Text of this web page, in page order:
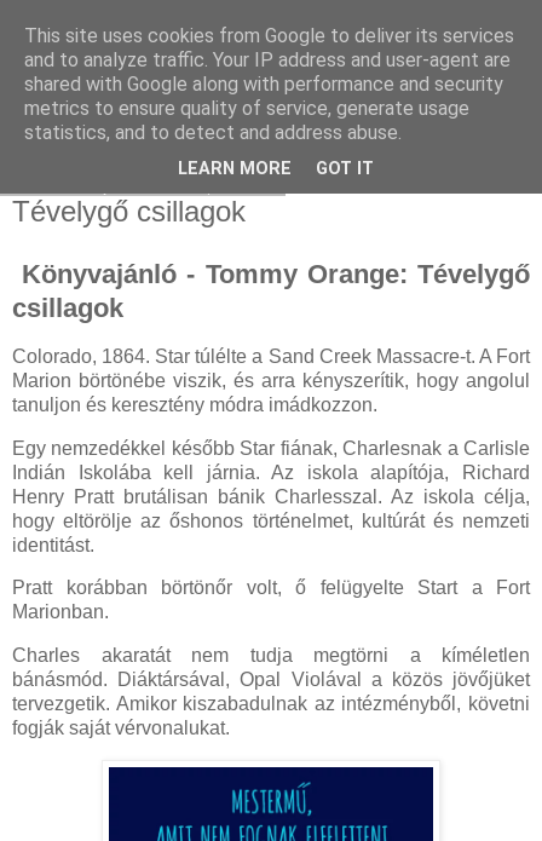
Tévelygő csillagok
Könyvajánló - Tommy Orange: Tévelygő
csillagok
Colorado, 1864. Star túlélte a Sand Creek Massacre-t. A Fort
Marion börtönébe viszik, és arra kényszerítik, hogy angolul
tanuljon és keresztény módra imádkozzon.
Egy nemzedékkel később Star fiának, Charlesnak a Carlisle
Indián Iskolába kell járnia. Az iskola alapítója, Richard
Henry Pratt brutálisan bánik Charlesszal. Az iskola célja,
hogy eltörölje az őshonos történelmet, kultúrát és nemzeti
identitást.
Pratt korábban börtönőr volt, ő felügyelte Start a Fort
Marionban.
Charles akaratát nem tudja megtörni a kíméletlen
bánásmód. Diáktársával, Opal Violával a közös jövőjüket
tervezgetik. Amikor kiszabadulnak az intézményből, követni
fogják saját vérvonalukat.
This site uses cookies from Google to deliver its services
and to analyze traffic. Your IP address and user-agent are
shared with Google along with performance and security
metrics to ensure quality of service, generate usage
statistics, and to detect and address abuse.
LEARN MORE GOT IT